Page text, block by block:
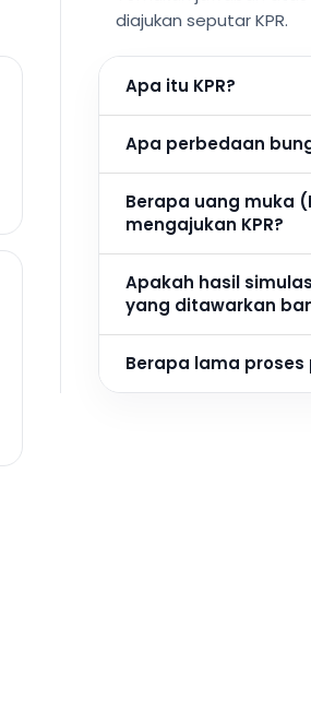
diajukan seputar KPR.
Apa itu KPR?
Apa perbedaan
Berapa uang muka
mengajukan KPR?
Apakah hasil
yang ditawarkan
Berapa lama proses